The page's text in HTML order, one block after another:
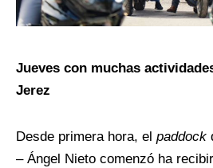
Jueves con muchas
Jerez
Desde primera hora, el paddock
– Ángel Nieto comenzó ha